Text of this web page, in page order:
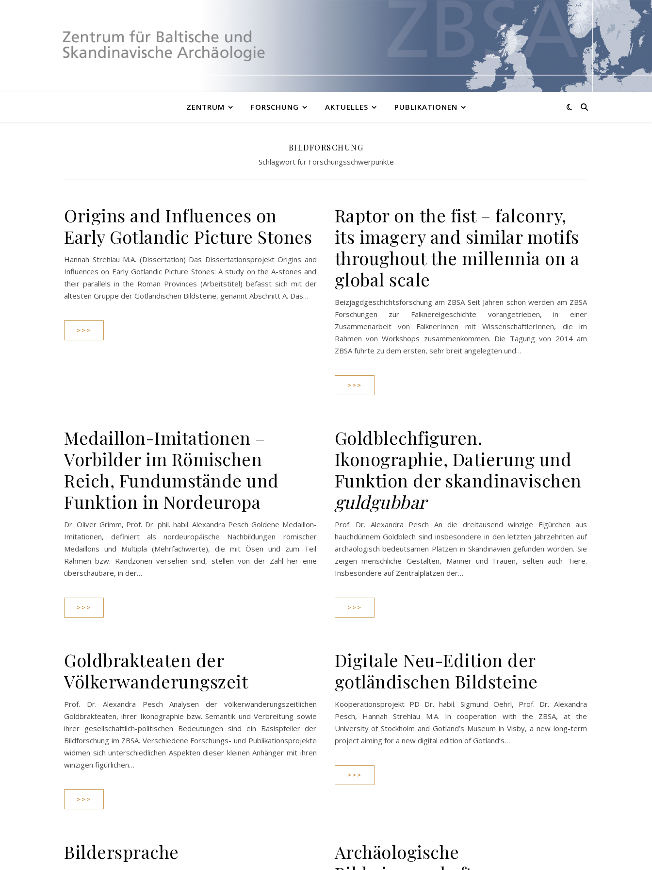
ZENTRUM FORSCHUNG AKTUELLES PUBLIKATIONEN
BILDFORSCHUNG
Schlagwort für Forschungsschwerpunkte
Origins and Influences on
Early Gotlandic Picture Stones
Hannah Strehlau M.A. (Dissertation) Das Dissertationsprojekt Origins and
Influences on Early Gotlandic Picture Stones: A study on the A-stones and
their parallels in the Roman Provinces (Arbeitstitel) befasst sich mit der
ältesten Gruppe der Gotländischen Bildsteine, genannt Abschnitt A. Das…
>>>
Raptor on the fist – falconry,
its imagery and similar motifs
throughout the millennia on a
global scale
Beizjagdgeschichtsforschung am ZBSA Seit Jahren schon werden am ZBSA
Forschungen zur Falknereigeschichte vorangetrieben, in einer
Zusammenarbeit von FalknerInnen mit WissenschaftlerInnen, die im
Rahmen von Workshops zusammenkommen. Die Tagung von 2014 am
ZBSA führte zu dem ersten, sehr breit angelegten und…
>>>
Medaillon-Imitationen –
Vorbilder im Römischen
Reich, Fundumstände und
Funktion in Nordeuropa
Dr. Oliver Grimm, Prof. Dr. phil. habil. Alexandra Pesch Goldene Medaillon-
Imitationen, definiert als nordeuropäische Nachbildungen römischer
Medaillons und Multipla (Mehrfachwerte), die mit Ösen und zum Teil
Rahmen bzw. Randzonen versehen sind, stellen von der Zahl her eine
überschaubare, in der…
>>>
Goldblechfiguren.
Ikonographie, Datierung und
Funktion der skandinavischen
guldgubbar
Prof. Dr. Alexandra Pesch An die dreitausend winzige Figürchen aus
hauchdünnem Goldblech sind insbesondere in den letzten Jahrzehnten auf
archäologisch bedeutsamen Plätzen in Skandinavien gefunden worden. Sie
zeigen menschliche Gestalten, Männer und Frauen, selten auch Tiere.
Insbesondere auf Zentralplätzen der…
>>>
Goldbrakteaten der
Völkerwanderungszeit
Prof. Dr. Alexandra Pesch Analysen der völkerwanderungszeitlichen
Goldbrakteaten, ihrer Ikonographie bzw. Semantik und Verbreitung sowie
ihrer gesellschaftlich-politischen Bedeutungen sind ein Basispfeiler der
Bildforschung im ZBSA. Verschiedene Forschungs- und Publikationsprojekte
widmen sich unterschiedlichen Aspekten dieser kleinen Anhänger mit ihren
winzigen figürlichen…
>>>
Digitale Neu-Edition der
gotländischen Bildsteine
Kooperationsprojekt PD Dr. habil. Sigmund Oehrl, Prof. Dr. Alexandra
Pesch, Hannah Strehlau M.A. In cooperation with the ZBSA, at the
University of Stockholm and Gotland’s Museum in Visby, a new long-term
project aiming for a new digital edition of Gotland’s…
>>>
Bildersprache
Archäologische